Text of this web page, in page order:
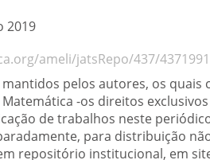
2019
ameli/jatsRepo/437/
pelos autores, os quais
Matemática -os direitos
de trabalhos neste
para distribuição
repositório institucional, em